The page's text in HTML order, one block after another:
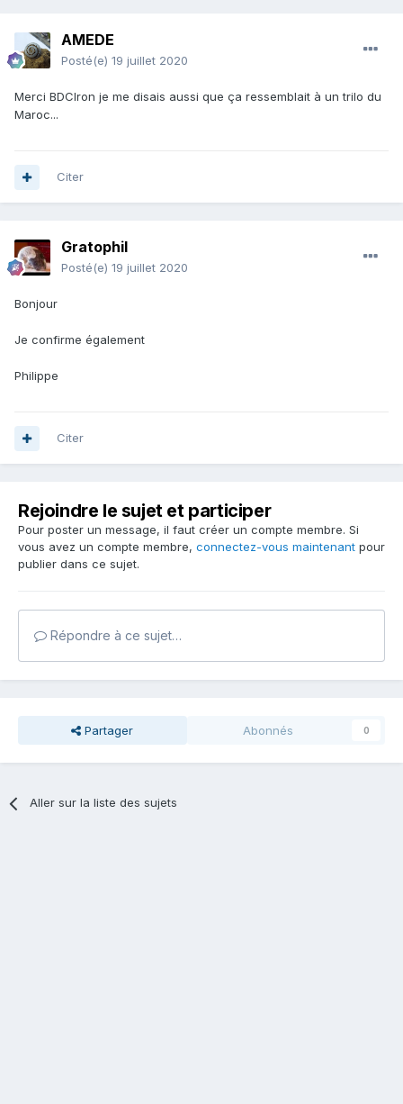
AMEDE
Posté(e) 19 juillet 2020
Merci BDCIron je me disais aussi que ça ressemblait à un trilo du
Maroc...
Citer
Gratophil
Posté(e) 19 juillet 2020
Bonjour
Je confirme également
Philippe
Citer
Rejoindre le sujet et participer
Pour poster un message, il faut créer un compte membre. Si
vous avez un compte membre, connectez-vous maintenant pour
publier dans ce sujet.
Répondre à ce sujet…
Partager Abonnés 0
Aller sur la liste des sujets